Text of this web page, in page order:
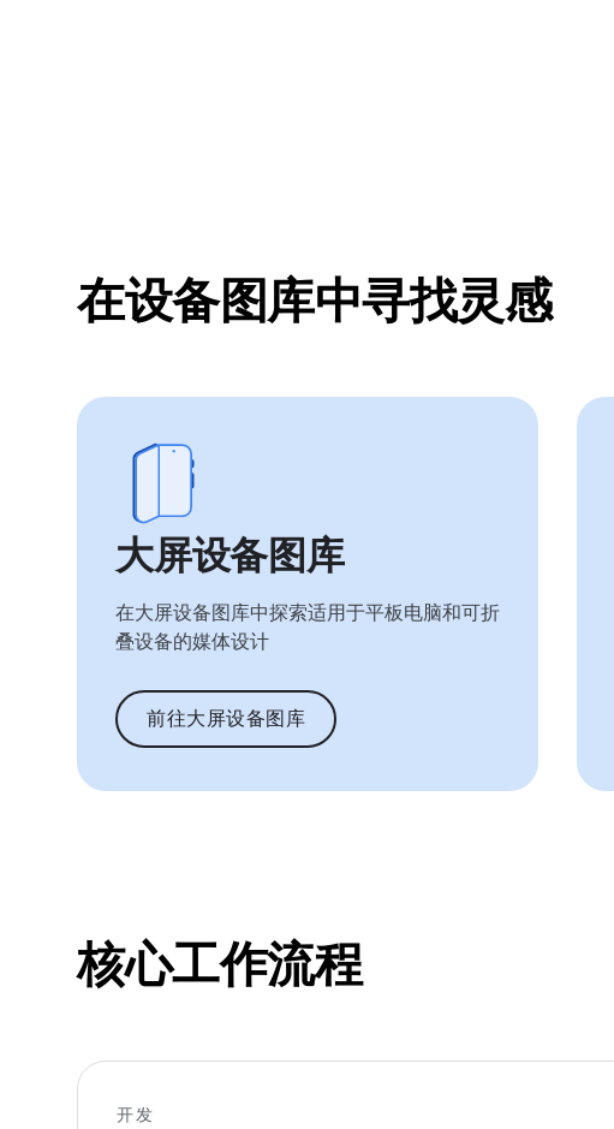
在设备图库中寻找灵感
大屏设备图库
在大屏设备图库中探索适用于平板电脑和可折
叠设备的媒体设计
前往大屏设备图库
核心工作流程
开发